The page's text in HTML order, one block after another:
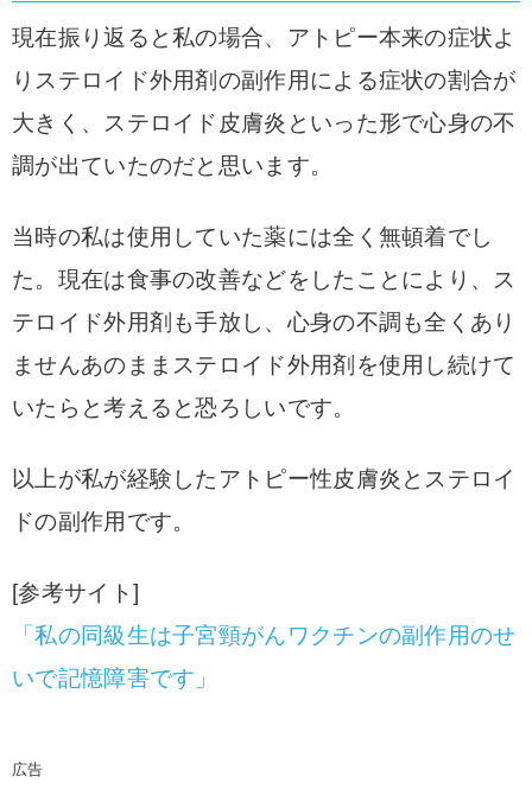
現在振り返ると私の場合、アトピー本来の症状よ
りステロイド外用剤の副作用による症状の割合が
大きく、ステロイド皮膚炎といった形で心身の不
調が出ていたのだと思います。
当時の私は使用していた薬には全く無頓着でし
た。 現在は食事の改善などをしたことにより、ス
テロイド外用剤も手放し、心身の不調も全くあり
ませんあのままステロイド外用剤を使用し続けて
いたらと考えると恐ろしいです。
以上が私が経験したアトピー性皮膚炎とステロイ
ドの副作用です。
[参考サイト]
「私の同級生は子宮頸がんワクチンの副作用のせ
いで記憶障害です」
広告